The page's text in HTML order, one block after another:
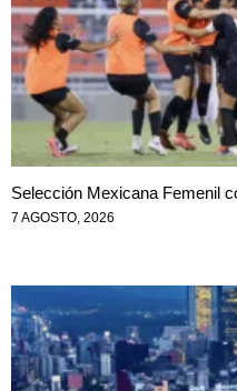
Selección Mexicana Femenil
7 AGOSTO, 2026